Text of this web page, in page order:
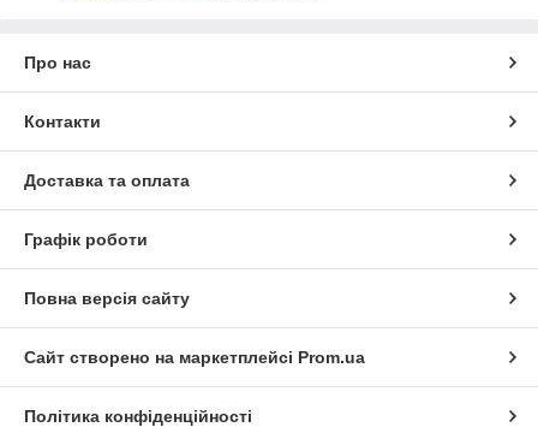
Про нас
Контакти
Доставка та оплата
Графік роботи
Повна версія сайту
Сайт створено на маркетплейсі Prom.ua
Політика конфіденційності